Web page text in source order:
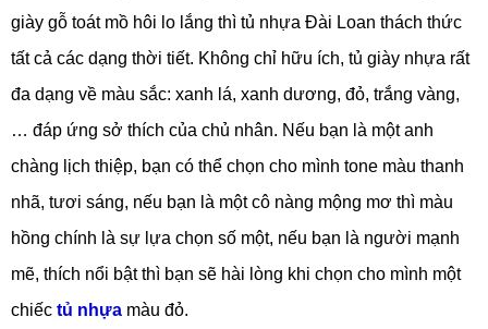
giày gỗ toát mồ hôi lo lắng thì tủ nhựa Đài Loan thách thức
tất cả các dạng thời tiết. Không chỉ hữu ích, tủ giày nhựa rất
đa dạng về màu sắc: xanh lá, xanh dương, đỏ, trắng vàng,
… đáp ứng sở thích của chủ nhân. Nếu bạn là một anh
chàng lịch thiệp, bạn có thể chọn cho mình tone màu thanh
nhã, tươi sáng, nếu bạn là một cô nàng mộng mơ thì màu
hồng chính là sự lựa chọn số một, nếu bạn là người mạnh
mẽ, thích nổi bật thì bạn sẽ hài lòng khi chọn cho mình một
chiếc tủ nhựa màu đỏ.